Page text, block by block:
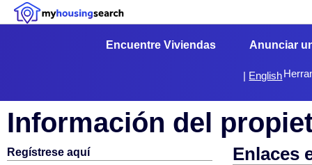
Encuentre Viviendas Anunciar
| English
Información del
Regístrese aquí Enlaces